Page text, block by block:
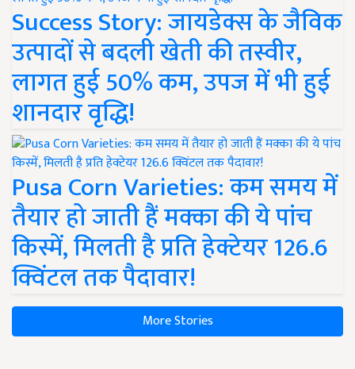
Success Story: जायडेक्स के जैविक
उत्पादों से बदली खेती की तस्वीर,
लागत हुई 50% कम, उपज में भी हुई
शानदार वृद्धि!
Pusa Corn Varieties: कम समय में
तैयार हो जाती हैं मक्का की ये पांच
किस्में, मिलती है प्रति हेक्टेयर 126.6
क्विंटल तक पैदावार!
More Stories